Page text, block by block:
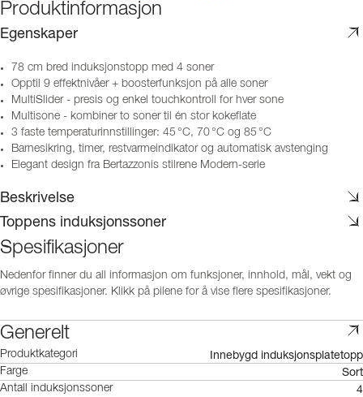
Produktinformasjon
Egenskaper
78 cm bred induksjonstopp med 4 soner
Opptil 9 effektnivåer + boosterfunksjon på alle soner
MultiSlider - presis og enkel touchkontroll for hver sone
Multisone - kombiner to soner til én stor kokeflate
3 faste temperaturinnstillinger: 45 °C, 70 °C og 85 °C
Barnesikring, timer, restvarmeindikator og automatisk avstenging
Elegant design fra Bertazzonis stilrene Modern-serie
Beskrivelse
Toppens induksjonssoner
Spesifikasjoner
Nedenfor finner du all informasjon om funksjoner, innhold, mål, vekt og
øvrige spesifikasjoner. Klikk på pilene for å vise flere spesifikasjoner.
Generelt
Produktkategori Innebygd induksjonsplatetopp
Farge Sort
Antall induksjonssoner 4